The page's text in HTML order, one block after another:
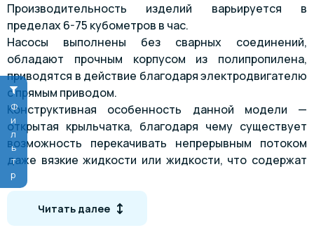
Фильтр
Производительность изделий варьируется в
пределах 6-75 кубометров в час.
Насосы выполнены без сварных соединений,
обладают прочным корпусом из полипропилена,
приводятся в действие благодаря электродвигателю
с прямым приводом.
Конструктивная особенность данной модели —
открытая крыльчатка, благодаря чему существует
возможность перекачивать непрерывным потоком
даже вязкие жидкости или жидкости, что содержат
твёрдые частицы, небольшого размера (до 6 мм).
Представлено две конфигурации, исходя из типа их
эксплуатации: TS (с сильфонным уплотнением, для
перекачивания сильнозагрязнённых жидкостей) и TL
Читать далее